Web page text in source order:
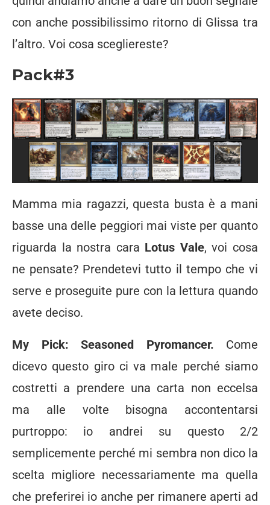
con anche possibilissimo ritorno di Glissa tra
l’altro. Voi cosa scegliereste?
Pack#3
Mamma mia ragazzi, questa busta è a mani
basse una delle peggiori mai viste per quanto
riguarda la nostra cara Lotus Vale, voi cosa
ne pensate? Prendetevi tutto il tempo che vi
serve e proseguite pure con la lettura quando
avete deciso.
My Pick: Seasoned Pyromancer. Come
dicevo questo giro ci va male perché siamo
costretti a prendere una carta non eccelsa
ma alle volte bisogna accontentarsi
purtroppo: io andrei su questo 2/2
semplicemente perché mi sembra non dico la
scelta migliore necessariamente ma quella
che preferirei io anche per rimanere aperti ad